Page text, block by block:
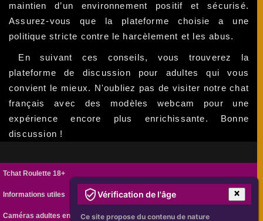
maintien d’un environnement positif et sécurisé.
Assurez-vous que la plateforme choisie a une
politique stricte contre le harcèlement et les abus.
En suivant ces conseils, vous trouverez la
plateforme de discussion pour adultes qui vous
convient le mieux. N'oubliez pas de visiter notre chat
français avec des modèles webcam pour une
expérience encore plus enrichissante. Bonne
discussion !
Tchat Roulette 18+
Informations utiles
Caméras adultes en ligne
Vérification de l'âge
Ce site propose du contenu de nature